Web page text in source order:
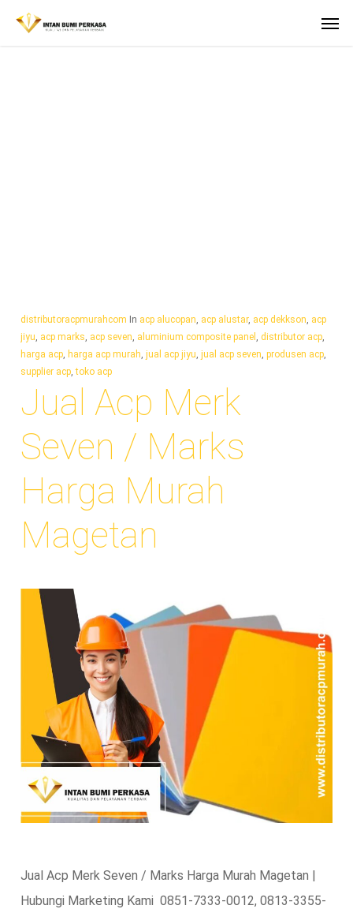
distributoracpmurahcom In acp alucopan, acp alustar, acp dekkson, acp
jiyu, acp marks, acp seven, aluminium composite panel , distributor acp,
harga acp, harga acp murah, jual acp jiyu, jual acp seven, produsen acp,
supplier acp,toko acp
Jual Acp Merk
Seven / Marks
Harga Murah
Magetan
Jual Acp Merk Seven / Marks Harga Murah Magetan |
Hubungi Marketing Kami 0851-7333-0012, 0813-3355-